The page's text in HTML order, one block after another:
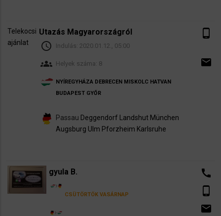
Telekocsi
ajánlat
Utazás Magyarországról
schedule Indulás: 2020.01.12., 05:00
groups Helyek száma: 8
NYÍREGYHÁZA DEBRECEN MISKOLC HATVAN
BUDAPEST GYŐR
Passau Deggendorf Landshut München
Augsburg Ulm Pforzheim Karlsruhe
phone_android
email
gyula B.
CSÜTÖRTÖK VASÁRNAP
call
phone_android
email